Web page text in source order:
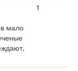
мало
1